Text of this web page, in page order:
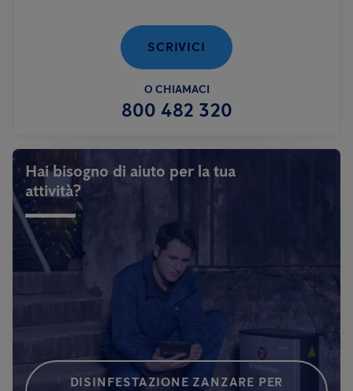
SCRIVICI
O CHIAMACI
800 482 320
Hai bisogno di aiuto per la tua
attività?
DISINFESTAZIONE ZANZARE PER